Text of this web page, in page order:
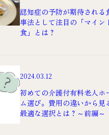
認知症の予防が期待される
事法として注目の「マイン
食」とは？
2024.03.12
初めての介護付有料老人ホ
ム選び。費用の違いから見
最適な選択とは？～前編～